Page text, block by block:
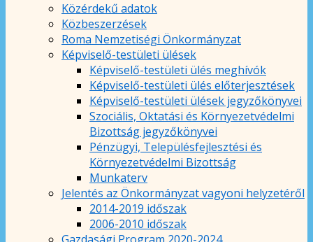
Közérdekű adatok
Közbeszerzések
Roma Nemzetiségi Önkormányzat
Képviselő-testületi ülések
Képviselő-testületi ülés meghívók
Képviselő-testületi ülés előterjesztések
Képviselő-testületi ülések jegyzőkönyvei
Szociális, Oktatási és Környezetvédelmi
Bizottság jegyzőkönyvei
Pénzügyi, Településfejlesztési és
Környezetvédelmi Bizottság
Munkaterv
Jelentés az Önkormányzat vagyoni helyzetéről
2014-2019 időszak
2006-2010 időszak